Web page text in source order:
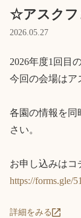
☆アスク
2026.05.27
2026年度1回目
今回の会場は
各園の情報を同
さい。
https://forms.gle/
詳細をみる